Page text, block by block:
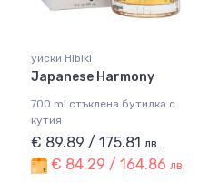
уиски Hibiki
Japanese Harmony
700 ml стъклена бутилка с
кутия
€ 89.89 / 175.81 лв.
€ 84.29 / 164.86 лв.